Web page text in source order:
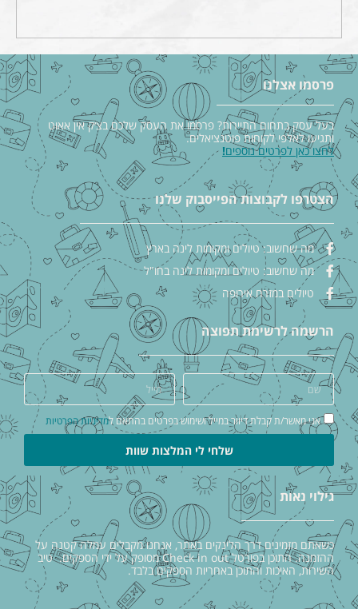
פרסמו אצלנו
בעל עסק בתחום התיירות? פרסמו את העסק שלכם בצ׳ק אין אאוט
ותגיעו לאלפי לקוחות פוטנציאלים.
לחצו כאן לפרטים נוספים!
הצטרפו לקבוצות הפייסבוק שלנו
מה שחשוב: טיולים ומקומות לינה בארץ
מה שחשוב: טיולים ומקומות לינה בחו"ל
טיולים במזרח אירופה
הרשמה לרשימת תפוצה
אני מאשר/ת קבלת דיוור במייל ושימוש בפרטים בהתאם למדיניות הפרטיות
שלחי לי המלצות שוות
גילוי נאות
כשאתם מזמינים דרך הלינקים באתר, אנחנו מקבלים עמלה קטנה על
ההזמנה. התוכן בפורטל Check in out מסופק על ידי הספקים. טיב
השירות, האיכות והתוכן באחריות הספקים בלבד.